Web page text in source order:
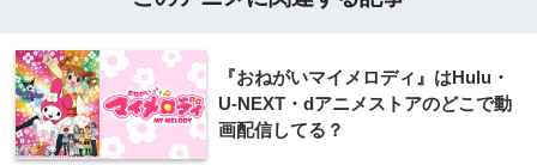
『おねがいマイメロディ』はHulu・
U-NEXT・dアニメストアのどこで動
画配信してる？